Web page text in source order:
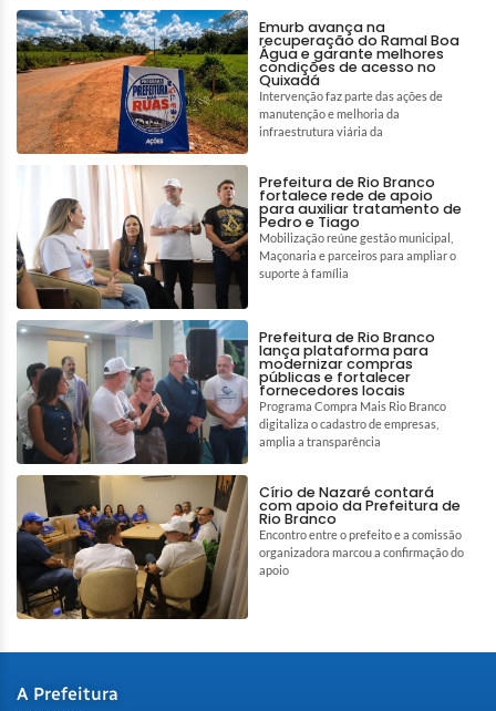
Emurb avança na
recuperação do Ramal Boa
Água e garante melhores
condições de acesso no
Quixadá
Intervenção faz parte das ações de
manutenção e melhoria da
infraestrutura viária da
Prefeitura de Rio Branco
fortalece rede de apoio
para auxiliar tratamento de
Pedro e Tiago
Mobilização reúne gestão municipal,
Maçonaria e parceiros para ampliar o
suporte à família
Prefeitura de Rio Branco
lança plataforma para
modernizar compras
públicas e fortalecer
fornecedores locais
Programa Compra Mais Rio Branco
digitaliza o cadastro de empresas,
amplia a transparência
Círio de Nazaré contará
com apoio da Prefeitura de
Rio Branco
Encontro entre o prefeito e a comissão
organizadora marcou a confirmação do
apoio
A Prefeitura